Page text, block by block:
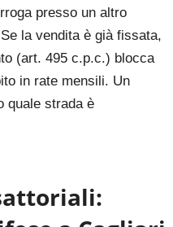
presso un altro
la vendita è già fissata,
(art. 495 c.p.c.) blocca
in rate mensili. Un
quale strada è